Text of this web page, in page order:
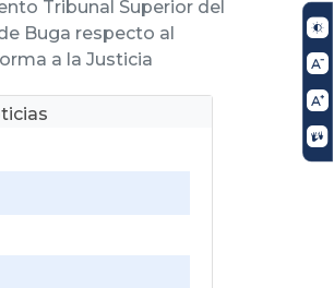
Tribunal Superior del
Buga respecto al
a la Justicia